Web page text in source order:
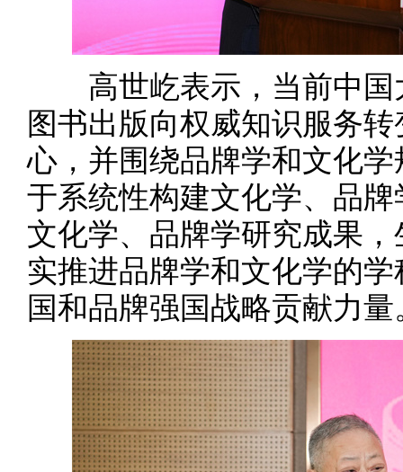
高世屹表示，当前中国
图书出版向权威知识服务
心，并围绕品牌学和文化
于系统性构建文化学、品
文化学、品牌学研究成果
实推进品牌学和文化学的
国和品牌强国战略贡献力量